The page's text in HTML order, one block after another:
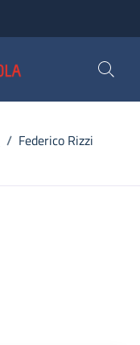
/ Federico Rizzi